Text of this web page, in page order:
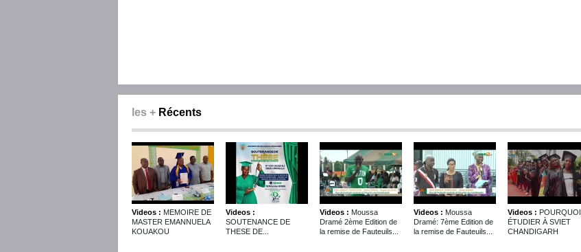
les + Récents
Videos : MEMOIRE DE
MASTER EMANNUELA
KOUAKOU
Videos :
SOUTENANCE DE
THESE DE...
Videos : Moussa
Dramé 2ème Edition de
la remise de Fauteuils...
Videos : Moussa
Dramé: 7ème Edition de
la remise de Fauteuils...
Videos : POURQUOI
ÉTUDIER À SVIET
CHANDIGARH